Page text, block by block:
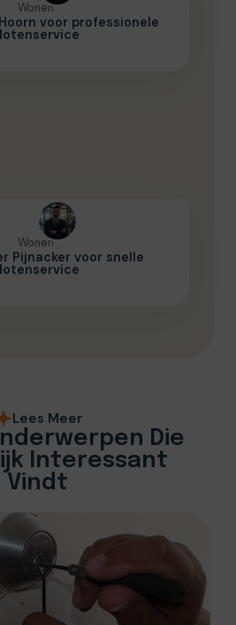
Wonen
voor professionele
Wonen
Pijnacker voor snelle
Lees Meer
Die
Interessant
Vindt